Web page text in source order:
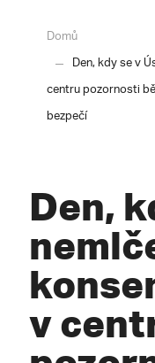
Domů
Den, kdy se v
centru pozornosti
bezpečí
Den,
v